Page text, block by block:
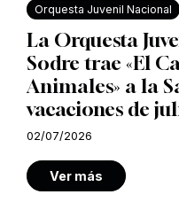
Orquesta Juvenil Nacional
La Orquesta
Sodre trae «El
Animales» a la
vacaciones de
02/07/2026
Ver más